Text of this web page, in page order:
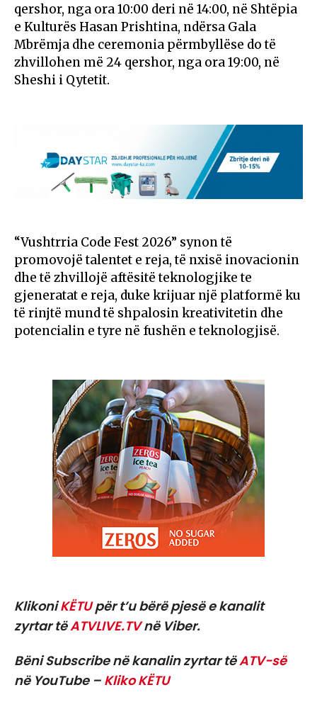
qershor, nga ora 10:00 deri në 14:00, në Shtëpia
e Kulturës Hasan Prishtina, ndërsa Gala
Mbrëmja dhe ceremonia përmbyllëse do të
zhvillohen më 24 qershor, nga ora 19:00, në
Sheshi i Qytetit.
“Vushtrria Code Fest 2026” synon të
promovojë talentet e reja, të nxisë inovacionin
dhe të zhvillojë aftësitë teknologjike te
gjeneratat e reja, duke krijuar një platformë ku
të rinjtë mund të shpalosin kreativitetin dhe
potencialin e tyre në fushën e teknologjisë.
KlikoniKËTUpër t’u bërë pjesë e kanalit
zyrtar tëATVLIVE.TVnë Viber.
Bëni Subscribe në kanalin zyrtar tëATV-së
në YouTube – Kliko KËTU